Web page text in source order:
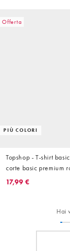
Offerta
PIÙ COLORI
Topshop - T-shirt
corte basic premium
17,99 €
Hai